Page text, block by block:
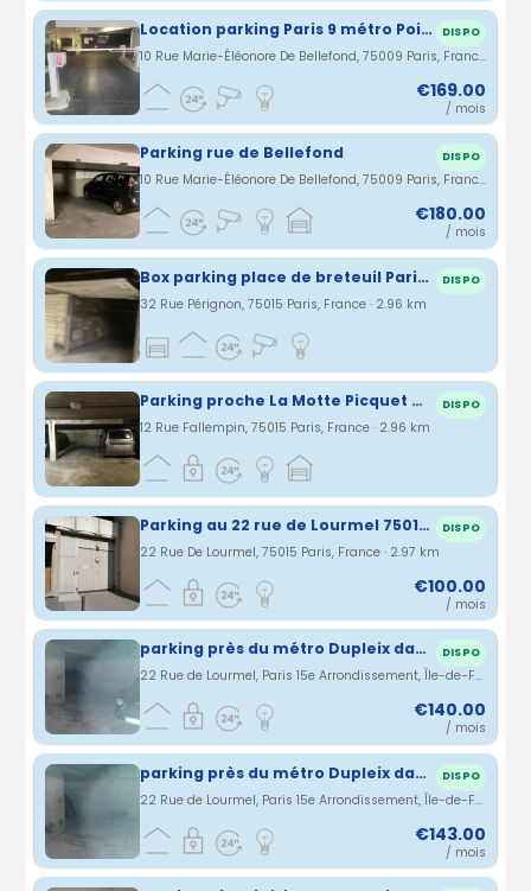
Location parking Paris 9 métro Poissonnière DISPO
10 Rue Marie-Éléonore De Bellefond, 75009 Paris, France · 2.94 km
€169.00
/ mois
Parking rue de Bellefond DISPO
10 Rue Marie-Éléonore De Bellefond, 75009 Paris, France · 2.94 km
€180.00
/ mois
Box parking place de breteuil Paris 7e DISPO
32 Rue Pérignon, 75015 Paris, France · 2.96 km
Parking proche La Motte Picquet Grenelle DISPO
12 Rue Fallempin, 75015 Paris, France · 2.96 km
Parking au 22 rue de Lourmel 75015 Paris DISPO
22 Rue De Lourmel, 75015 Paris, France · 2.97 km
€100.00
/ mois
parking près du métro Dupleix dans le 15ème DISPO
22 Rue de Lourmel, Paris 15e Arrondissement, Île-de-France, France · 2.98 km
€140.00
/ mois
parking près du métro Dupleix dans le 15ème DISPO
22 Rue de Lourmel, Paris 15e Arrondissement, Île-de-France, France · 2.98 km
€143.00
/ mois